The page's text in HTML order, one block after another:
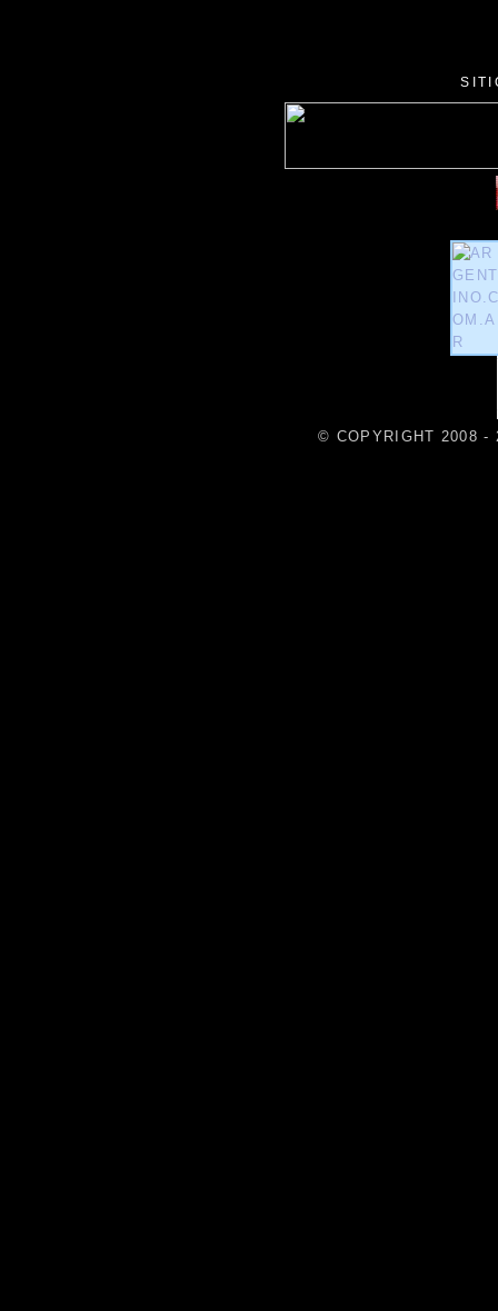
© COPYRIGHT 2008